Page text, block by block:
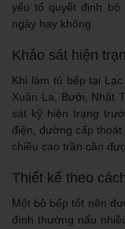
yếu tố quyết định
ngày hay không.
Khảo sát hiện
Khi làm tủ bếp tại
Xuân La, Bưởi, Nhật
sát kỹ hiện trạng
điện, đường cấp
chiều cao trần cần
Thiết kế theo
Một bộ bếp tốt nên
đình thường nấu